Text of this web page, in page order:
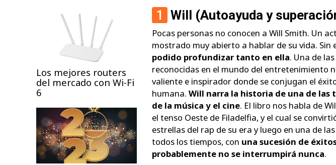
Los mejores routers
del mercado con Wi-Fi
6
1 Will (Autoayuda y
Pocas personas no conocen a Will Smith. Un
mostrado muy abierto a hablar de su vida. Sin
podido profundizar tanto en ella. Una de
reconocidas en el mundo del entretenimiento
valiente e inspirador donde se conjugan el
humana. Will narra la historia de una de
de la música y el cine. El libro nos habla de
el tenso Oeste de Filadelfia, y el cual se
estrellas del rap de su era y luego en una de
todos los tiempos, con una sucesión de
probablemente no se interrumpirá nunca.